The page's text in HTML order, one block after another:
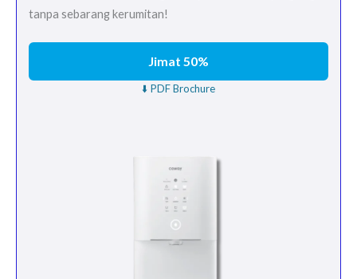
tanpa sebarang kerumitan!
Jimat 50%
⬇️ PDF Brochure